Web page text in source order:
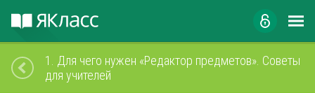
1.
Для чего нужен «Редактор предметов». Советы
для учителей